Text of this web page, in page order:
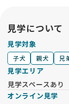
見学について
見学対象
子犬 親犬 兄
見学エリア
見学スペースあり
オンライン見学